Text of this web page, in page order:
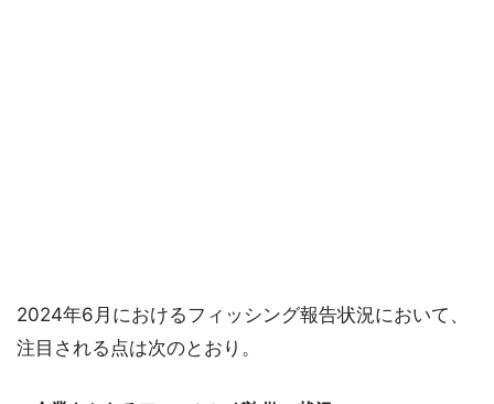
2024年6月におけるフィッシング報告状況において、
注目される点は次のとおり。